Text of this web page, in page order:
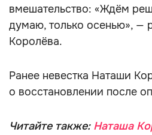
вмешательство: «Ждём
думаю, только осенью», —
Королёва.
Ранее невестка Наташи
о восстановлении после
Читайте также: Наташа